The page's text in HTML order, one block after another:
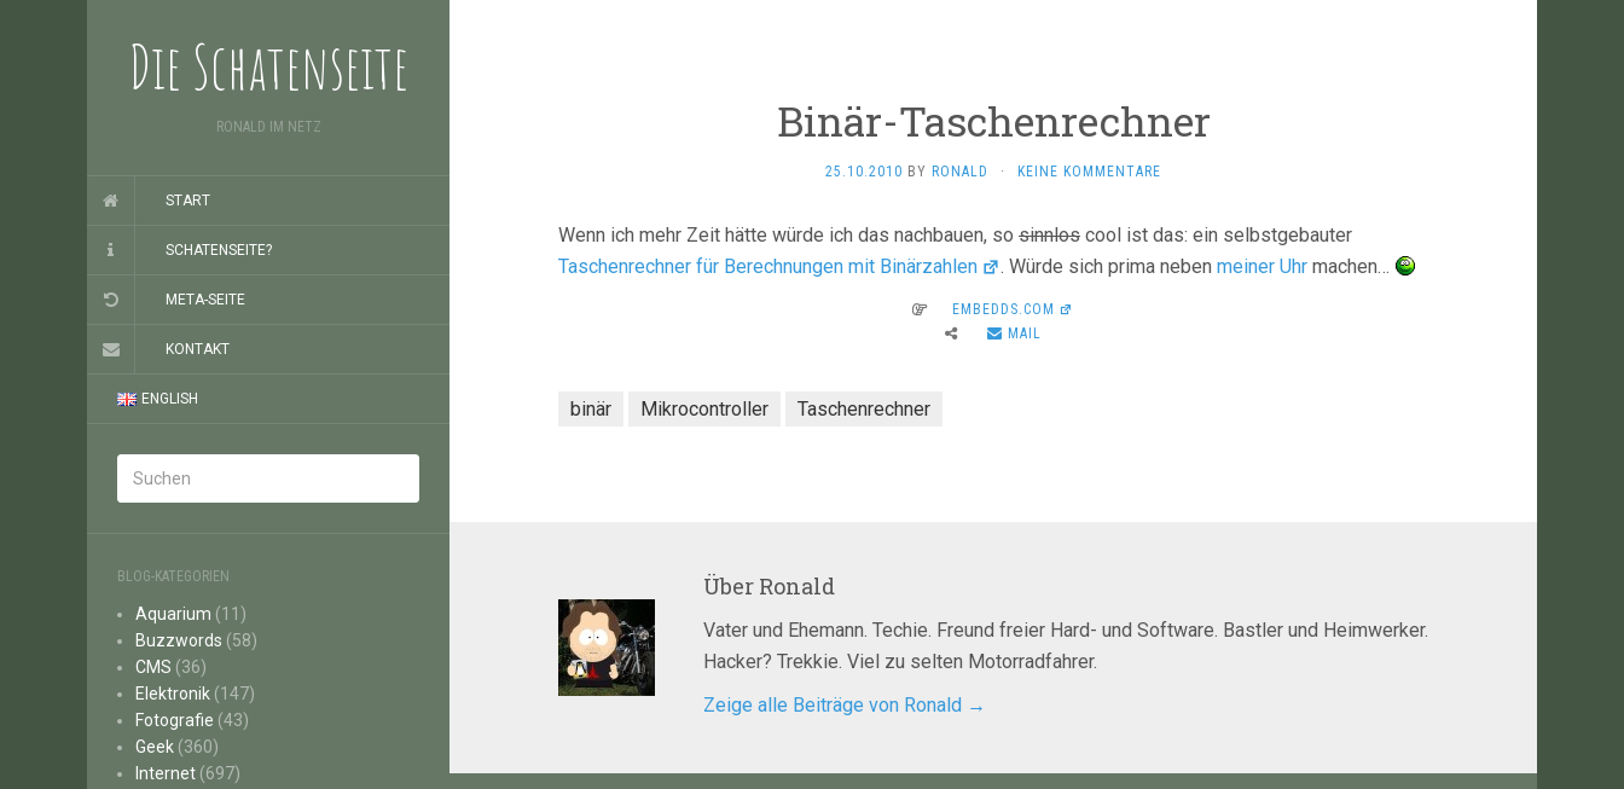
Die Schatenseite
RONALD IM NETZ
START
SCHATENSEITE?
META-SEITE
KONTAKT
ENGLISH
BLOG-KATEGORIEN
Aquarium (11)
Buzzwords (58)
CMS (36)
Elektronik (147)
Fotografie (43)
Geek (360)
Internet (697)
Binär-Taschenrechner
25.10.2010 BY RONALD · KEINE KOMMENTARE
Wenn ich mehr Zeit hätte würde ich das nachbauen, so sinnlos cool ist das: ein selbstgebauter
Taschenrechner für Berechnungen mit Binärzahlen
. Würde sich prima nebenmeiner Uhr machen…
EMBEDDS.COM
MAIL
binär Mikrocontroller Taschenrechner
Über Ronald
Vater und Ehemann. Techie. Freund freier Hard- und Software. Bastler und Heimwerker.
Hacker? Trekkie. Viel zu selten Motorradfahrer.
Zeige alle Beiträge von Ronald →